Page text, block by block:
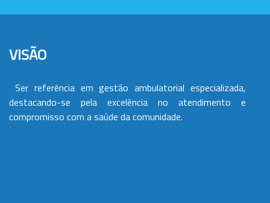
VISÃO
Ser referência em gestão ambulatorial especializada,
destacando-se pela excelência no atendimento e
compromisso com a saúde da comunidade.